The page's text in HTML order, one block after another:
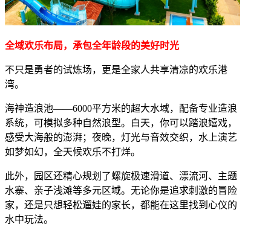
全域欢乐布局，承包全年龄段的美好时光
不只是勇者的试炼场，更是全家人共享清凉的欢乐港
湾。
海神造浪池——6000平方米的超大水域，配备专业造浪
系统，可模拟多种自然浪型。白天，你可以踏浪嬉戏，
感受大海般的澎湃；夜晚，灯光与音效交织，水上演艺
如梦如幻，全天候欢乐不打烊。
此外，园区还精心规划了螺旋极速滑道、漂流河、主题
水寨、亲子浅滩等多元区域。无论你是追求刺激的冒险
家，还是只想轻松遛娃的家长，都能在这里找到心仪的
水中玩法。